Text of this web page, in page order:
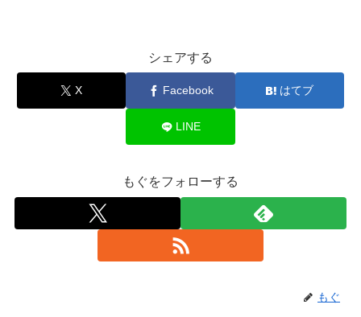
シェアする
X Facebook はてブ
LINE
もぐをフォローする
もぐ